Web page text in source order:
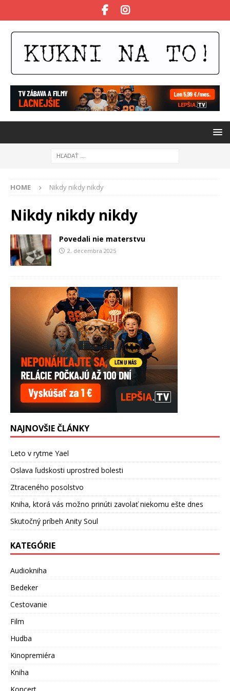
HOME Nikdy nikdy nikdy
Nikdy nikdy nikdy
Povedali nie materstvu
2. decembra 2025
NAJNOVŠIE ČLÁNKY
Leto v rytme Yael
Oslava ľudskosti uprostred bolesti
Ztraceného posolstvo
Kniha, ktorá vás možno prinúti zavolať niekomu ešte dnes
Skutočný príbeh Anity Soul
KATEGÓRIE
Audiokniha
Bedeker
Cestovanie
Film
Hudba
Kinopremiéra
Kniha
Koncert